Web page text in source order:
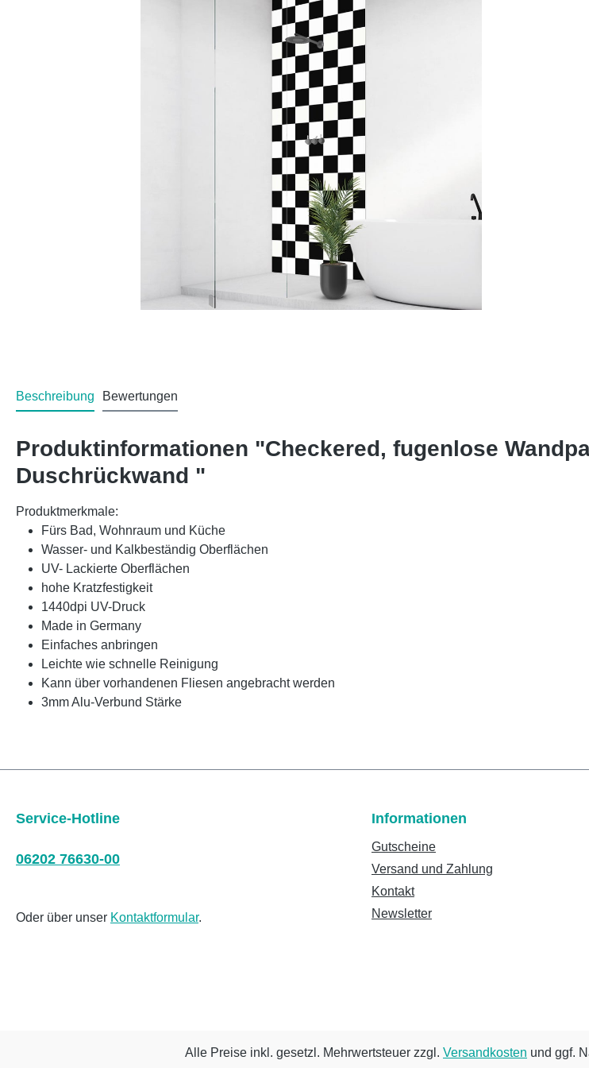
Beschreibung Bewertungen
Produktinformationen "Checkered, fugenlose
Duschrückwand "
Produktmerkmale:
Fürs Bad, Wohnraum und Küche
Wasser- und Kalkbeständig Oberflächen
UV- Lackierte Oberflächen
hohe Kratzfestigkeit
1440dpi UV-Druck
Made in Germany
Einfaches anbringen
Leichte wie schnelle Reinigung
Kann über vorhandenen Fliesen angebracht werden
3mm Alu-Verbund Stärke
Service-Hotline
06202 76630-00
Oder über unser Kontaktformular.
Informationen
Gutscheine
Versand und Zahlung
Kontakt
Newsletter
Alle Preise inkl. gesetzl. Mehrwertsteuer zzgl. Versandkosten und ggf.